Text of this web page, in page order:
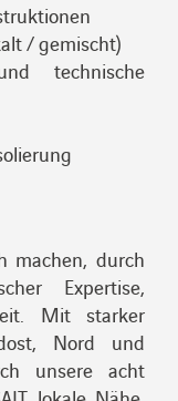
/ gemischt)
technische
machen, durch
Expertise,
Mit starker
Nord und
unsere acht